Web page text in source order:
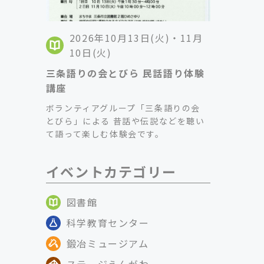
2026年10月13日(火)・11月
10日(火)
三条語りの会とびら 民話語り体験
講座
ボランティアグループ「三条語りの会
とびら」による 昔話や伝説などを聴い
て語って楽しむ体験会です。
イベントカテゴリー
図書館
科学教育センター
鍛冶ミュージアム